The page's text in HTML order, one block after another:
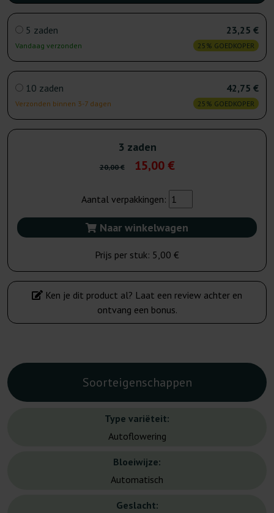
5 zaden
Vandaag verzonden
23,25 €
25% GOEDKOPER
10 zaden
Verzonden binnen 3-7 dagen
42,75 €
25% GOEDKOPER
3 zaden
20,00 € 15,00 €
Aantal verpakkingen:
Naar winkelwagen
Prijs per stuk: 5,00 €
Ken je dit product al? Laat een review achter en
ontvang een bonus.
Soorteigenschappen
Type variëteit:
Autoflowering
Bloeiwijze:
Automatisch
Geslacht: